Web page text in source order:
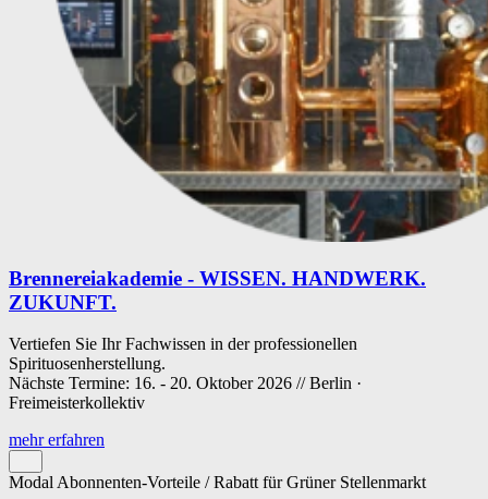
Brennereiakademie - WISSEN. HANDWERK.
ZUKUNFT.
Vertiefen Sie Ihr Fachwissen in der professionellen
Spirituosenherstellung.
Nächste Termine: 16. - 20. Oktober 2026 // Berlin ·
Freimeisterkollektiv
mehr erfahren
Modal Abonnenten-Vorteile / Rabatt für Grüner Stellenmarkt